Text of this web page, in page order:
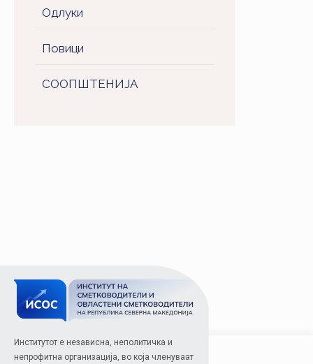
Одлуки
Повици
СООПШТЕНИJA
Институтот е независна, неполитичка и
непрофитна организација, во која членуваат